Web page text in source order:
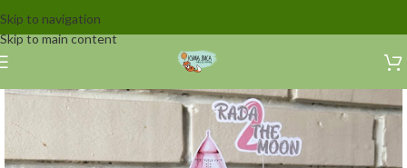
Skip to navigation
Skip to main content